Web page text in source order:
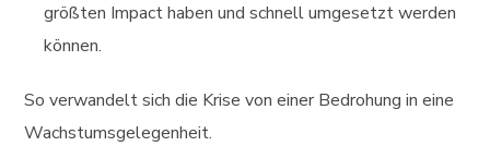
größten Impact haben und schnell umgesetzt werden
können.
So verwandelt sich die Krise von einer Bedrohung in eine
Wachstumsgelegenheit.